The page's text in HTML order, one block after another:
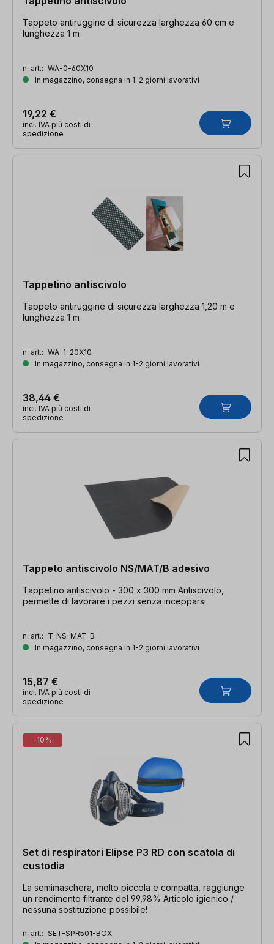
Tappeto antiruggine di sicurezza larghezza 60 cm e
lunghezza 1 m
n. art.: WA-0-60X10
In magazzino, consegna in 1-2 giorni lavorativi
19,22 €
incl. IVA più costi di
spedizione
Tappetino antiscivolo
Tappeto antiruggine di sicurezza larghezza 1,20 m e
lunghezza 1 m
n. art.: WA-1-20X10
In magazzino, consegna in 1-2 giorni lavorativi
38,44 €
incl. IVA più costi di
spedizione
Tappeto antiscivolo NS/MAT/B adesivo
Tappetino antiscivolo - 300 x 300 mm Antiscivolo,
permette di lavorare i pezzi senza incepparsi
n. art.: T-NS-MAT-B
In magazzino, consegna in 1-2 giorni lavorativi
15,87 €
incl. IVA più costi di
spedizione
-10%
Set di respiratori Elipse P3 RD con scatola di
custodia
La semimaschera, molto piccola e compatta, raggiunge
un rendimento filtrante del 99,98% Articolo igienico /
nessuna sostituzione possibile!
n. art.: SET-SPR501-BOX